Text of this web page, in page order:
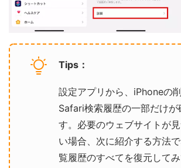
Tips：
設定アプリから、iPhoneの
Safari検索履歴の一部だけが
す。必要のウェブサイトが
い場合、次に紹介する方法
覧履歴のすべてを復元して